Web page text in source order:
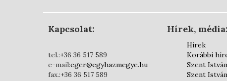
Kapcsolat:
tel.:+36 36 517 589
e-mail:eger@egyhazmegye.hu
fax.:+36 36 517 589
Hírek, média:
Hírek
Korábbi
Szent
Szent